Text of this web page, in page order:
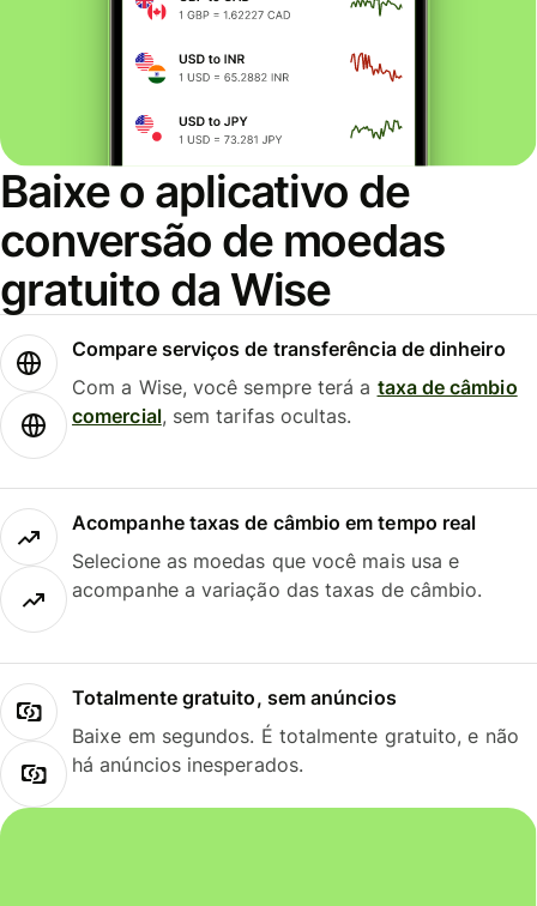
Baixe o aplicativo de
conversão de moedas
gratuito da Wise
Compare serviços de transferência de dinheiro
Com a Wise, você sempre terá a taxa de câmbio
comercial, sem tarifas ocultas.
Acompanhe taxas de câmbio em tempo real
Selecione as moedas que você mais usa e
acompanhe a variação das taxas de câmbio.
Totalmente gratuito, sem anúncios
Baixe em segundos. É totalmente gratuito, e não
há anúncios inesperados.